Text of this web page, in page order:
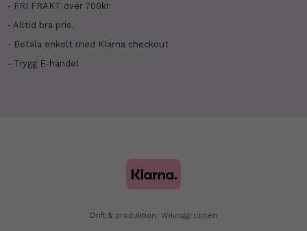
- FRI FRAKT över 700kr
- Alltid bra pris.
- Betala enkelt med Klarna checkout
- Trygg E-handel
Drift & produktion: Wikinggruppen